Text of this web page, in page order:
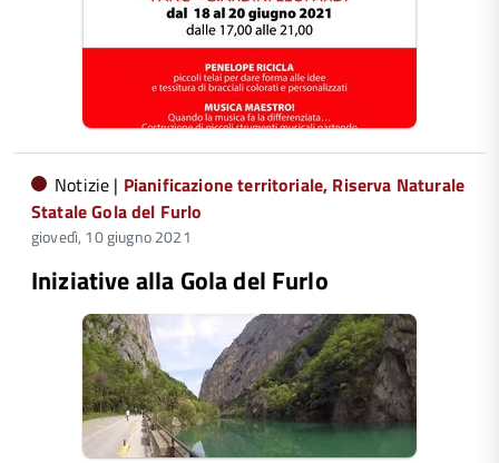
Notizie | Pianificazione territoriale, Riserva Naturale
Statale Gola del Furlo
giovedì, 10 giugno 2021
Iniziative alla Gola del Furlo